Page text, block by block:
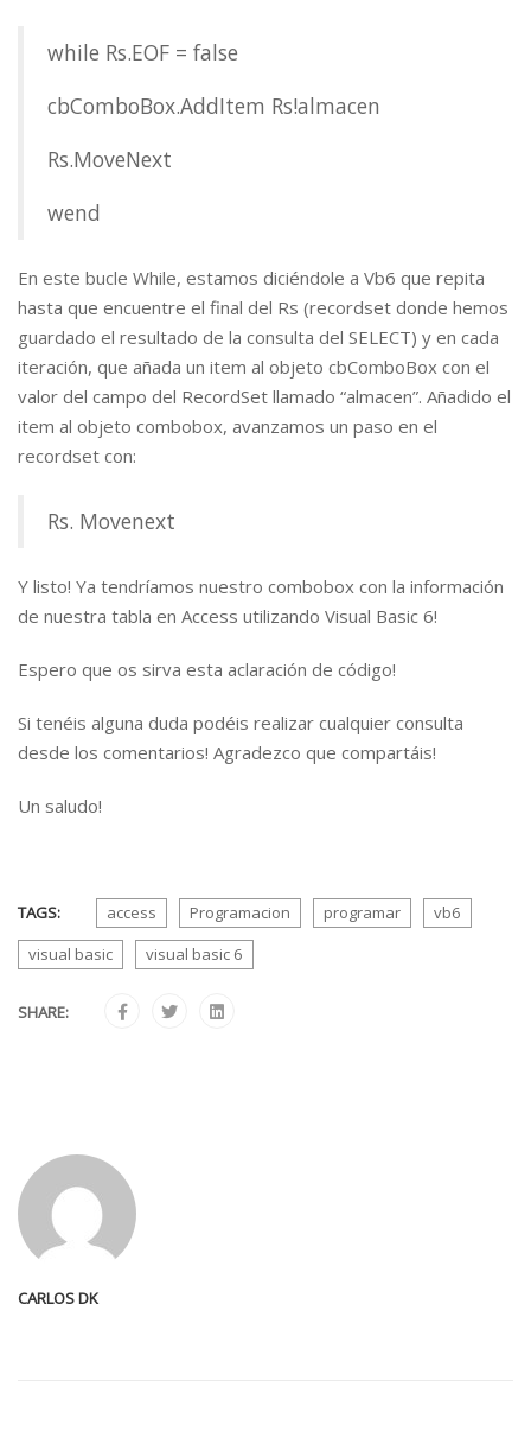
while Rs.EOF = false
cbComboBox.AddItem Rs!almacen
Rs.MoveNext
wend
En este bucle While, estamos diciéndole a Vb6 que repita
hasta que encuentre el final del Rs (recordset donde hemos
guardado el resultado de la consulta del SELECT) y en cada
iteración, que añada un item al objeto cbComboBox con el
valor del campo del RecordSet llamado “almacen”. Añadido el
item al objeto combobox, avanzamos un paso en el
recordset con:
Rs. Movenext
Y listo! Ya tendríamos nuestro combobox con la información
de nuestra tabla en Access utilizando Visual Basic 6!
Espero que os sirva esta aclaración de código!
Si tenéis alguna duda podéis realizar cualquier consulta
desde los comentarios! Agradezco que compartáis!
Un saludo!
TAGS: access Programacion programar
vb6
visual basic
visual basic 6
SHARE:
CARLOS DK